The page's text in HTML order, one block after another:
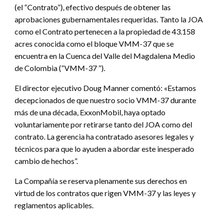
(el “Contrato”), efectivo después de obtener las
aprobaciones gubernamentales requeridas. Tanto la JOA
como el Contrato pertenecen a la propiedad de 43.158
acres conocida como el bloque VMM-37 que se
encuentra en la Cuenca del Valle del Magdalena Medio
de Colombia (“VMM-37 ”).
El director ejecutivo Doug Manner comentó: «Estamos
decepcionados de que nuestro socio VMM-37 durante
más de una década, ExxonMobil, haya optado
voluntariamente por retirarse tanto del JOA como del
contrato. La gerencia ha contratado asesores legales y
técnicos para que lo ayuden a abordar este inesperado
cambio de hechos”.
La Compañía se reserva plenamente sus derechos en
virtud de los contratos que rigen VMM-37 y las leyes y
reglamentos aplicables.